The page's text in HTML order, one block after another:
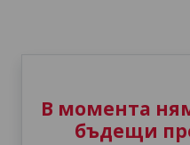
В момента
бъдещи